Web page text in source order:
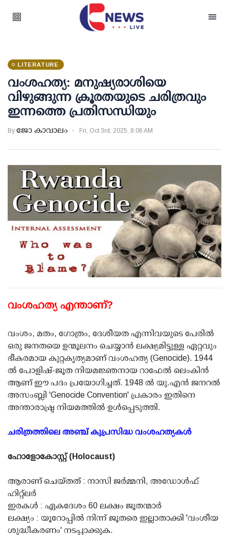
LITERATURE
വംശഹത്യ: മനുഷ്യരാശിയെ
വിഴുങ്ങുന്ന ക്രൂരതയുടെ ചരിത്രവും
ഇന്നത്തെ പ്രതിസന്ധിയും
By ജോ കാവാലം Fri, Oct 3rd, 2025, 8:06 AM
വംശഹത്യ എന്താണ്?
വംശം, മതം, ഗോത്രം, ദേശീയത എന്നിവയുടെ പേരില്‍
ഒരു ജനതയെ ഉന്മൂലനം ചെയ്യാന്‍ ലക്ഷ്യമിട്ടുള്ള ഏറ്റവും
ഭീകരമായ കുറ്റകൃത്യമാണ് വംശഹത്യ (Genocide). 1944
ല്‍ പോളിഷ്-ജൂത നിയമജ്ഞനായ റാഫേല്‍ ലെംകിന്‍
ആണ് ഈ പദം പ്രയോഗിച്ചത്. 1948 ല്‍ യു.എന്‍ ജനറല്‍
അസംബ്ലി 'Genocide Convention' പ്രകാരം ഇതിനെ
അന്താരാഷ്ട്ര നിയമത്തില്‍ ഉള്‍പ്പെടുത്തി.
ചരിത്രത്തിലെ അഞ്ച് കുപ്രസിദ്ധ വംശഹത്യകള്‍
ഹോളോകോസ്റ്റ് (Holocaust)
ആരാണ് ചെയ്തത് : നാസി ജര്‍മ്മനി, അഡോള്‍ഫ്
ഹിറ്റ്ലര്‍
ഇരകള്‍ : ഏകദേശം 60 ലക്ഷം ജൂതന്മാര്‍
ലക്ഷ്യം : യൂറോപ്പില്‍ നിന്ന് ജൂതരെ ഇല്ലാതാക്കി 'വംശീയ
ശുദ്ധീകരണം' നടപ്പാക്കുക.